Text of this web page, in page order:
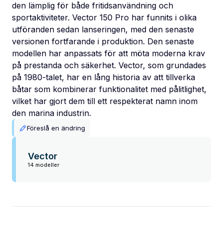
den lämplig för både fritidsanvändning och
sportaktiviteter. Vector 150 Pro har funnits i olika
utföranden sedan lanseringen, med den senaste
versionen fortfarande i produktion. Den senaste
modellen har anpassats för att möta moderna krav
på prestanda och säkerhet. Vector, som grundades
på 1980-talet, har en lång historia av att tillverka
båtar som kombinerar funktionalitet med pålitlighet,
vilket har gjort dem till ett respekterat namn inom
den marina industrin.
Föreslå en ändring
Vector
14 modeller